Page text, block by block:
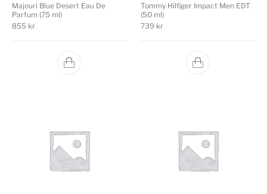
Majouri Blue Desert Eau De
Parfum (75 ml)
855 kr
Tommy Hilfiger Impact Men EDT
(50 ml)
739 kr